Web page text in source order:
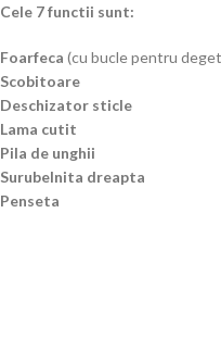
Cele 7 functii sunt:
Foarfeca (cu bucle pentru
Scobitoare
Deschizator sticle
Lama cutit
Pila de unghii
Surubelnita dreapta
Penseta